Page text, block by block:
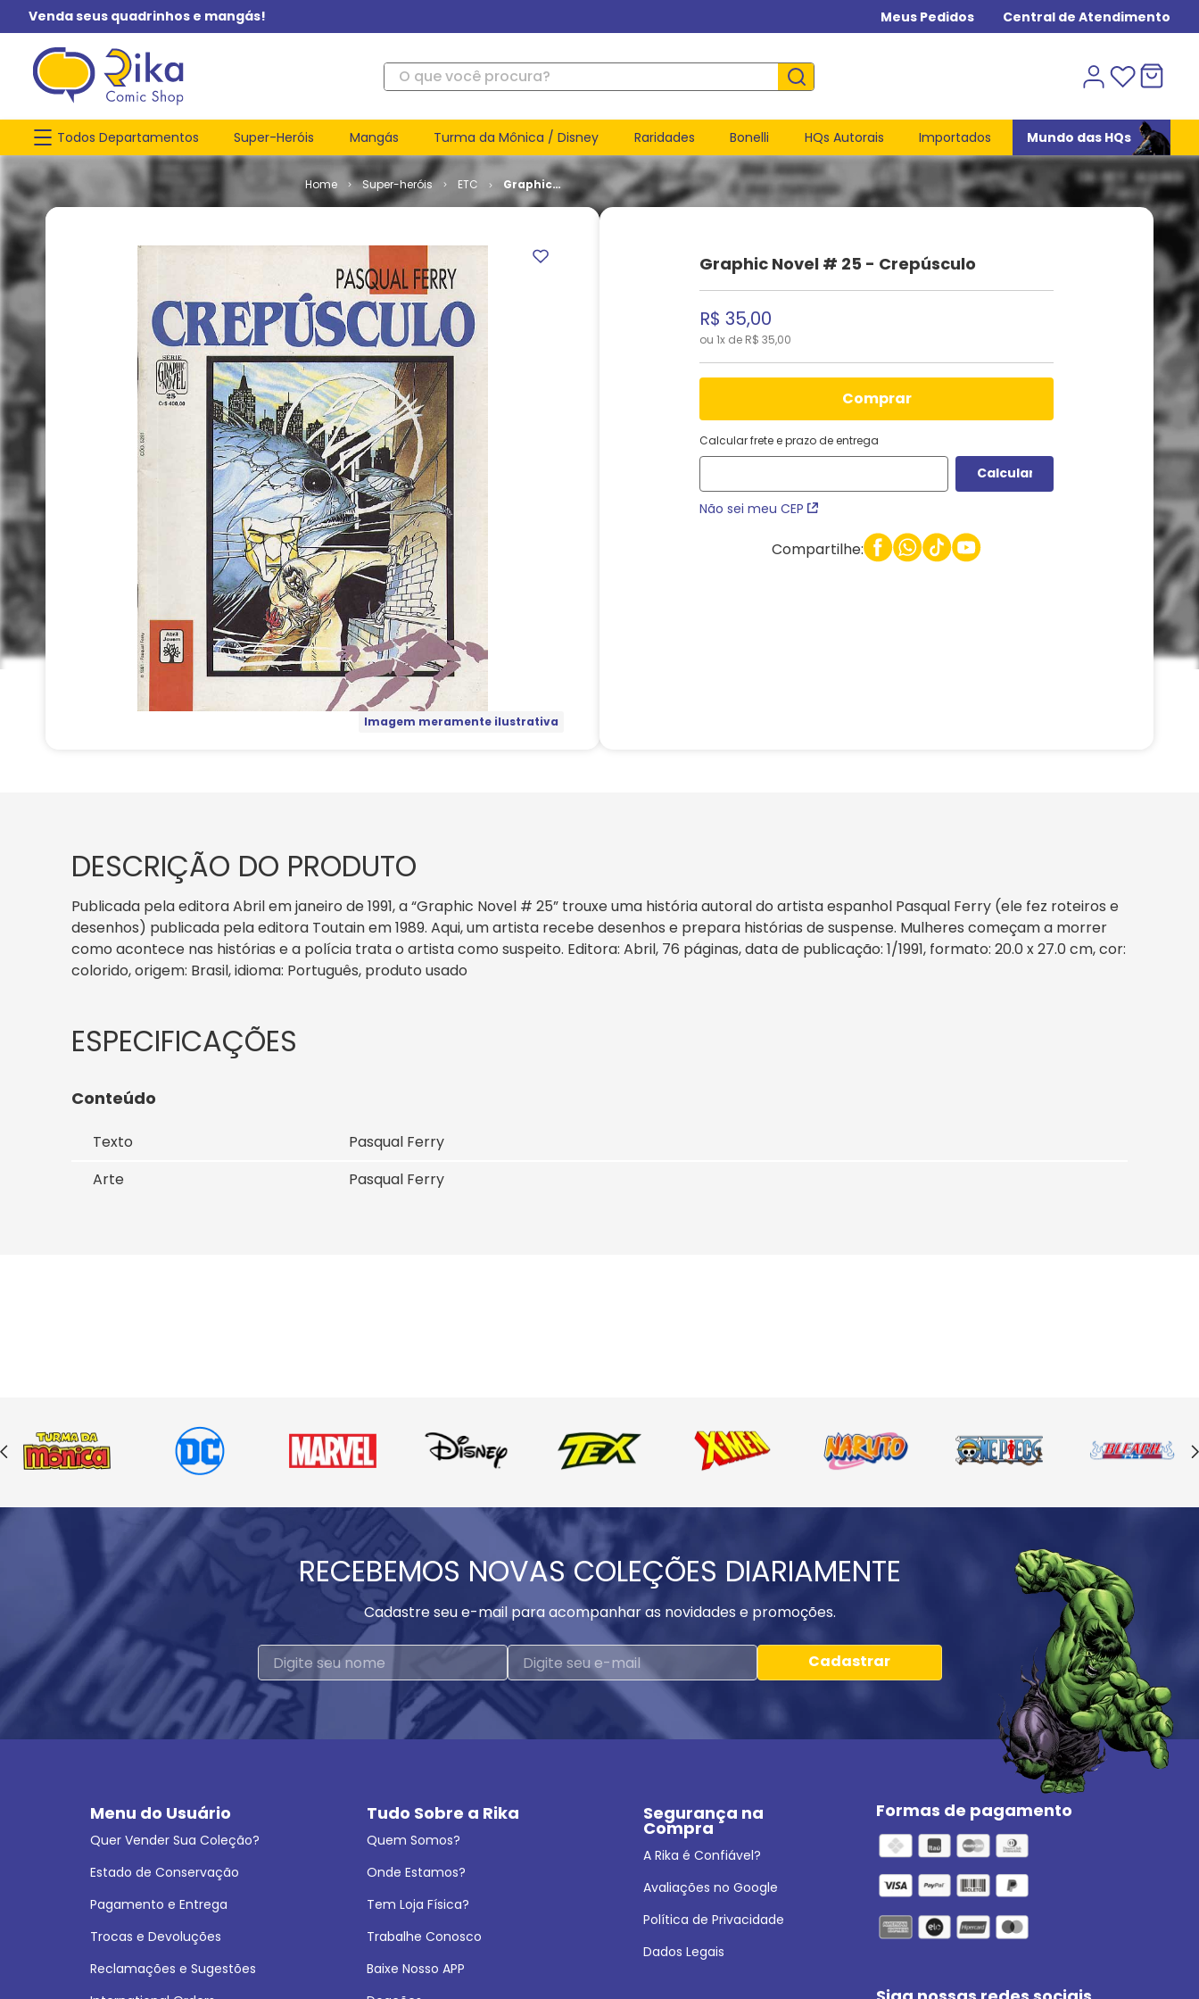
Venda seus quadrinhos e mangás! Meus Pedidos Central de Atendimento
O que você procura?
Todos Departamentos Super-Heróis Mangás Turma da Mônica / Disney Raridades Bonelli HQs Autorais Importados Mundo das HQs
Super-heróis ETC
Graphic
Novel # 25
Imagem meramente ilustrativa
Graphic Novel # 25 - Crepúsculo
R$ 35,00
ou 1x de R$ 35,00
comprar
Calcular frete e prazo de entrega
Não sei meu CEP
Compartilhe:
DESCRIÇÃO DO PRODUTO
Publicada pela editora Abril em janeiro de 1991, a “Graphic Novel # 25” trouxe uma história autoral do artista espanhol Pasqual Ferry (ele fez roteiros e
desenhos) publicada pela editora Toutain em 1989. Aqui, um artista recebe desenhos e prepara histórias de suspense. Mulheres começam a morrer
como acontece nas histórias e a polícia trata o artista como suspeito. Editora: Abril, 76 páginas, data de publicação: 1/1991, formato: 20.0 x 27.0 cm, cor:
colorido, origem: Brasil, idioma: Português, produto usado
Conteúdo
Texto
Pasqual Ferry
Arte
Pasqual Ferry
RECEBEMOS NOVAS COLEÇÕES DIARIAMENTE
Cadastre seu e-mail para acompanhar as novidades e promoções.
Cadastrar
Menu do Usuário
Quer Vender Sua Coleção?
Estado de Conservação
Pagamento e Entrega
Trocas e Devoluções
Reclamações e Sugestões
Tudo Sobre a Rika
Quem Somos?
Onde Estamos?
Tem Loja Física?
Trabalhe Conosco
Baixe Nosso APP
Segurança na
Compra
A Rika é Confiável?
Avaliações no Google
Política de Privacidade
Dados Legais
Formas de pagamento